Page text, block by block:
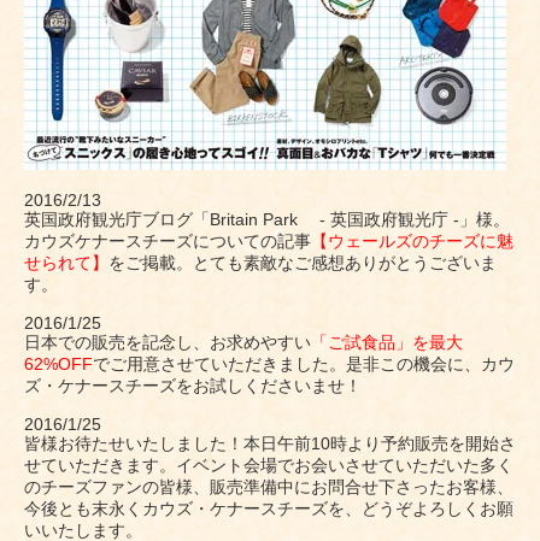
2016/2/13
英国政府観光庁ブログ「Britain Park - 英国政府観光庁 -」様。
カウズケナースチーズについての記事 【ウェールズのチーズに魅
せられて】 をご掲載。とても素敵なご感想ありがとうございま
す。
2016/1/25
日本での販売を記念し、お求めやすい 「ご試食品」を最大
62%OFFでご用意させていただきました。是非この機会に、カウ
ズ・ケナースチーズをお試しくださいませ！
2016/1/25
皆様お待たせいたしました！本日午前10時より予約販売を開始さ
せていただきます。イベント会場でお会いさせていただいた多く
のチーズファンの皆様、販売準備中にお問合せ下さったお客様、
今後とも末永くカウズ・ケナースチーズを、どうぞよろしくお願
いいたします。